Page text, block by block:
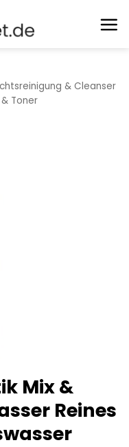
& Cleanser
Toner
Mix &
Reines